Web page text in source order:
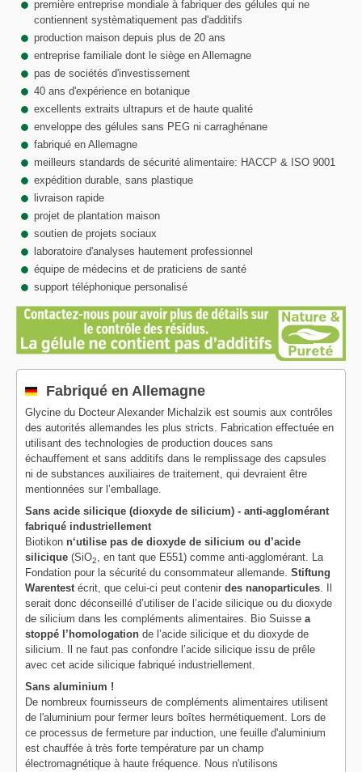
première entreprise mondiale à fabriquer des gélules qui ne
contiennent systèmatiquement pas d'additifs
production maison depuis plus de 20 ans
entreprise familiale dont le siège en Allemagne
pas de sociétés d'investissement
40 ans d'expérience en botanique
excellents extraits ultrapurs et de haute qualité
enveloppe des gélules sans PEG ni carraghénane
fabriqué en Allemagne
meilleurs standards de sécurité alimentaire: HACCP & ISO 9001
expédition durable, sans plastique
livraison rapide
projet de plantation maison
soutien de projets sociaux
laboratoire d'analyses hautement professionnel
équipe de médecins et de praticiens de santé
support téléphonique personalisé
Fabriqué en Allemagne
Glycine du Docteur Alexander Michalzik est soumis aux contrôles
des autorités allemandes les plus stricts. Fabrication effectuée en
utilisant des technologies de production douces sans
échauffement et sans additifs dans le remplissage des capsules
ni de substances auxiliaires de traitement, qui devraient être
mentionnées sur l’emballage.
Sans acide silicique (dioxyde de silicium) - anti-agglomérant
fabriqué industriellement
Biotikon n‘utilise pas de dioxyde de silicium ou d’acide
silicique (SiO2, en tant que E551) comme anti-agglomérant. La
Fondation pour la sécurité du consommateur allemande. Stiftung
Warentestécrit, que celui-ci peut contenir des nanoparticules. Il
serait donc déconseillé d’utiliser de l’acide silicique ou du dioxyde
de silicium dans les compléments alimentaires. Bio Suisse a
stoppé l’homologation de l’acide silicique et du dioxyde de
silicium. Il ne faut pas confondre l’acide silicique issu de prêle
avec cet acide silicique fabriqué industriellement.
Sans aluminium !
De nombreux fournisseurs de compléments alimentaires utilisent
de l'aluminium pour fermer leurs boîtes hermétiquement. Lors de
ce processus de fermeture par induction, une feuille d'aluminium
est chauffée à très forte température par un champ
électromagnétique à haute fréquence. Nous n'utilisons